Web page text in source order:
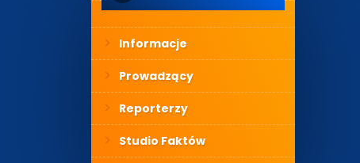
Informacje
Prowadzący
Reporterzy
Studio Faktów